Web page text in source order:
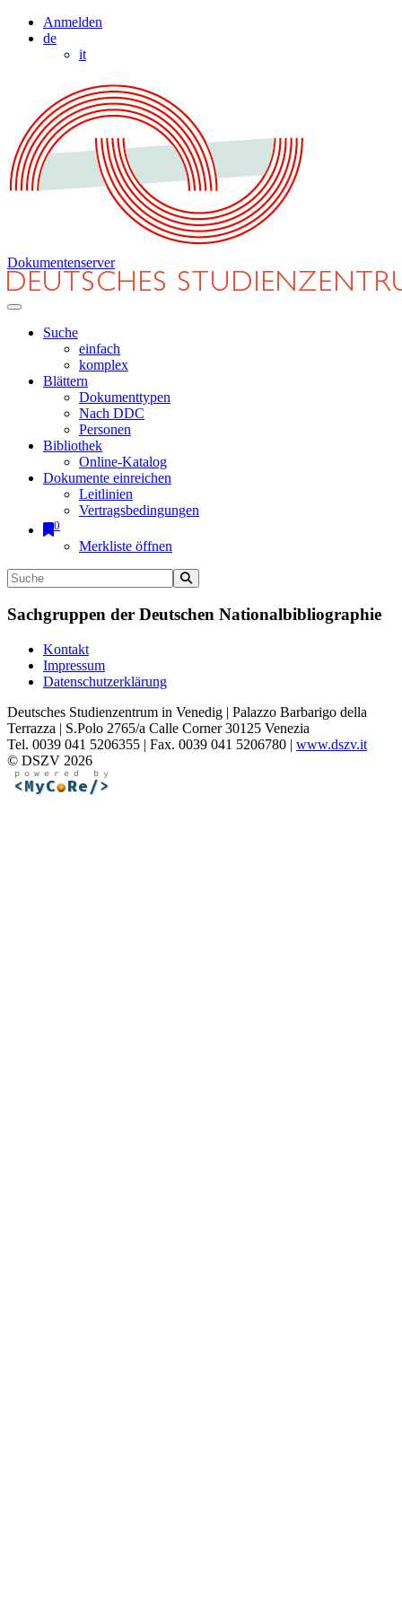
Anmelden
de
it
Dokumentenserver
Suche
einfach
komplex
Blättern
Dokumenttypen
Nach DDC
Personen
Bibliothek
Online-Katalog
Dokumente einreichen
Leitlinien
Vertragsbedingungen
0
Merkliste öffnen
Sachgruppen der Deutschen Nationalbibliographie
Kontakt
Impressum
Datenschutzerklärung
Deutsches Studienzentrum in Venedig | Palazzo Barbarigo della
Terrazza | S.Polo 2765/a Calle Corner 30125 Venezia
Tel. 0039 041 5206355 | Fax. 0039 041 5206780 | www.dszv.it
© DSZV 2026